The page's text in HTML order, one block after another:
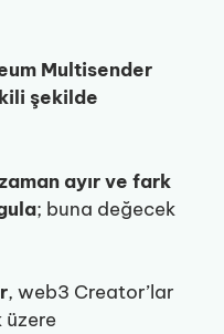
Multisender
şekilde
ayır ve fark
; buna değecek
, web3 Creator’lar